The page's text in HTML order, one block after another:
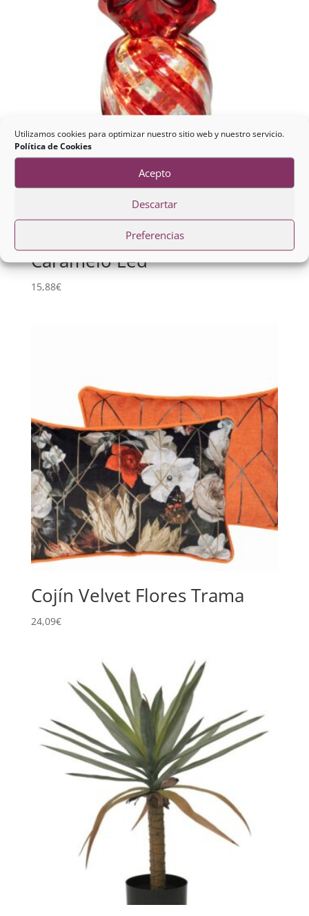
Utilizamos cookies para optimizar nuestro sitio web y nuestro servicio.
Política de Cookies
Acepto
Descartar
Preferencias
Caramelo Led
15,88€
Cojín Velvet Flores Trama
24,09€